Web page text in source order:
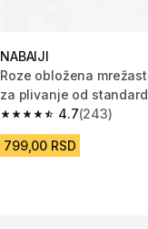
NABAIJI
Roze obložena
za plivanje od
tkanine (Veličina S)
4.7
4.7 od 5 zvezdica from
(243)
799,00 RSD